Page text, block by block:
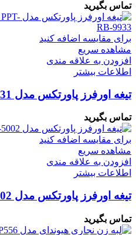
تماس بگیرید
برای مقایسه اضافه کنید
مشاهده سریع
افزودن به علاقه مندی
اطلاعات بیشتر
تیغه اورفرز پاورتکس مدل PPT-RB-9931
تماس بگیرید
برای مقایسه اضافه کنید
مشاهده سریع
افزودن به علاقه مندی
اطلاعات بیشتر
تیغه اورفرز پاورتکس مدل PPT-RB-5002
تماس بگیرید